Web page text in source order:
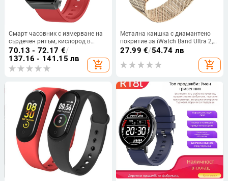
Смарт часовник с измерване на
сърдечен ритъм, кислород в
кръвта, кръвно налягане,
мониторинг на съня и крачкомер
(батерия 7–14 дни)
70.13 - 72.17 €/
137.16 - 141.15 лв
add_shopping_cart
Метална каишка с диамантено
покритие за iWatch Band Ultra 2,
неръждаема стомана S
27.99 €/54.74 лв
add_shopping_cart